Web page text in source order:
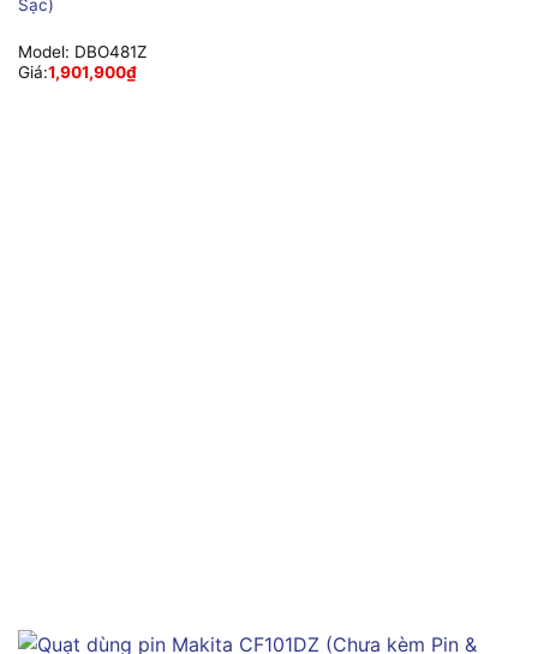
Sạc)
Model: DBO481Z
Giá:1,901,900₫